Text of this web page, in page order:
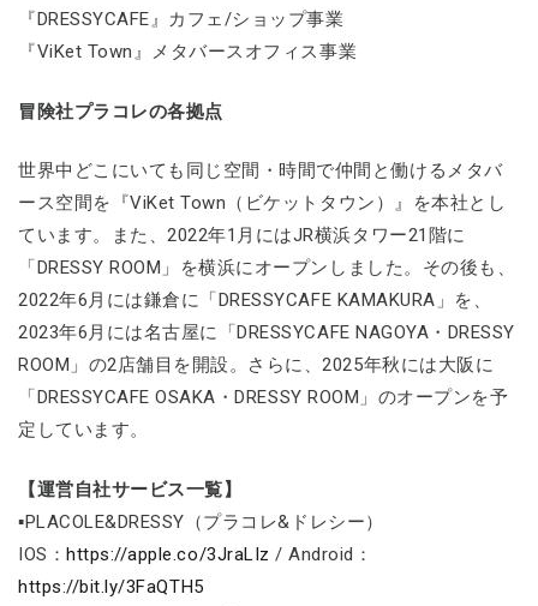
『DRESSYCAFE』カフェ/ショップ事業
『ViKet Town』メタバースオフィス事業
冒険社プラコレの各拠点
世界中どこにいても同じ空間・時間で仲間と働けるメタバ
ース空間を『ViKet Town（ビケットタウン）』を本社とし
ています。また、2022年1月にはJR横浜タワー21階に
「DRESSY ROOM」を横浜にオープンしました。その後も、
2022年6月には鎌倉に「DRESSYCAFE KAMAKURA」を、
2023年6月には名古屋に「DRESSYCAFE NAGOYA・DRESSY
ROOM」の2店舗目を開設。さらに、2025年秋には大阪に
「DRESSYCAFE OSAKA・DRESSY ROOM」のオープンを予
定しています。
【運営自社サービス一覧】
▪PLACOLE&DRESSY（プラコレ&ドレシー）
IOS：https://apple.co/3JraLIz / Android：
https://bit.ly/3FaQTH5